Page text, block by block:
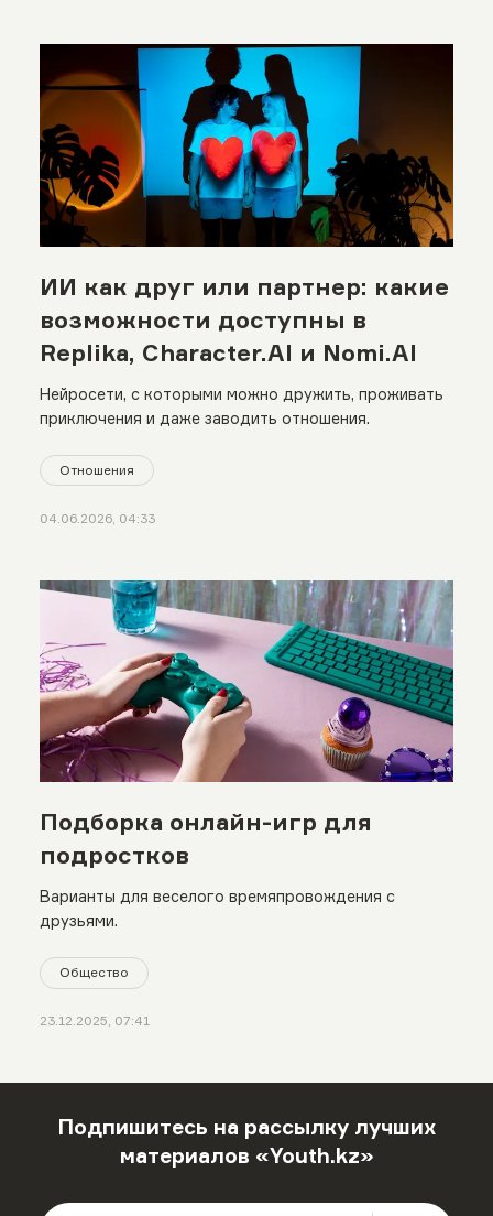
ИИ как друг или партнер: какие
возможности доступны в
Replika, Character.AI и Nomi.AI
Нейросети, с которыми можно дружить, проживать
приключения и даже заводить отношения.
Отношения
04.06.2026, 04:33
Подборка онлайн-игр для
подростков
Варианты для веселого времяпровождения с
друзьями.
Общество
23.12.2025, 07:41
Подпишитесь на рассылку лучших
материалов «Youth.kz»